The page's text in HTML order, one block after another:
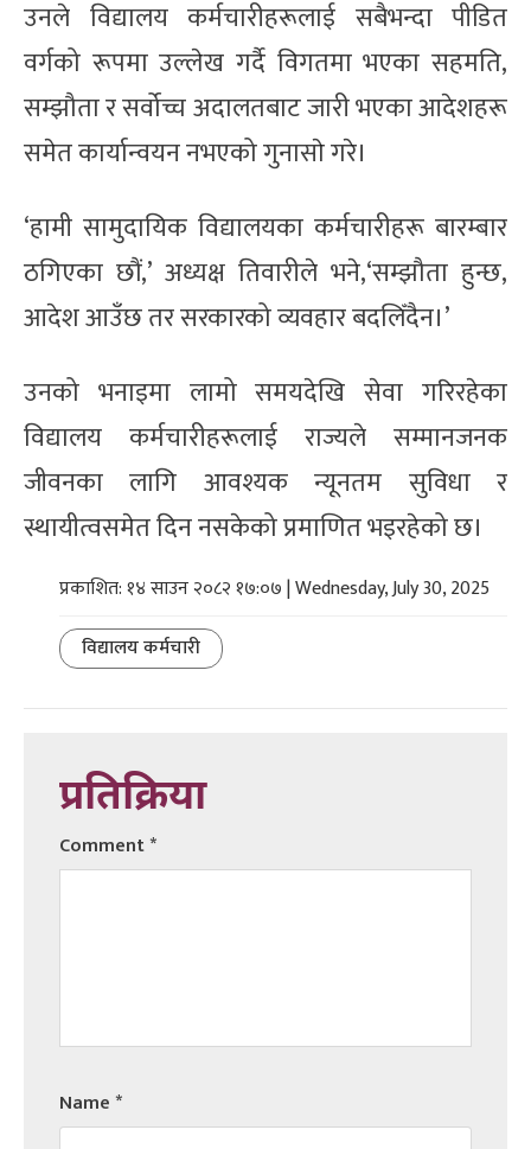
उनले विद्यालय कर्मचारीहरूलाई सबैभन्दा पीडित
वर्गको रूपमा उल्लेख गर्दै विगतमा भएका सहमति,
सम्झौता र सर्वोच्च अदालतबाट जारी भएका आदेशहरू
समेत कार्यान्वयन नभएको गुनासाे गरे।
‘हामी सामुदायिक विद्यालयका कर्मचारीहरू बारम्बार
ठगिएका छौं,’ अध्यक्ष तिवारीले भने,‘सम्झौता हुन्छ,
आदेश आउँछ तर सरकारको व्यवहार बदलिँदैन।’
उनको भनाइमा लामो समयदेखि सेवा गरिरहेका
विद्यालय कर्मचारीहरूलाई राज्यले सम्मानजनक
जीवनका लागि आवश्यक न्यूनतम सुविधा र
स्थायीत्वसमेत दिन नसकेको प्रमाणित भइरहेको छ।
प्रकाशित: १४ साउन २०८२ १७:०७ | Wednesday, July 30, 2025
विद्यालय कर्मचारी
प्रतिक्रिया
Comment*
Name*